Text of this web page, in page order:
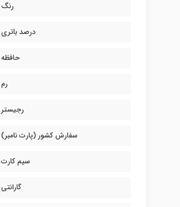
رنگ
درصد باتری
حافظه
رم
رجیستر
سفارش کشور (پارت نامبر)
سیم کارت
گارانتی